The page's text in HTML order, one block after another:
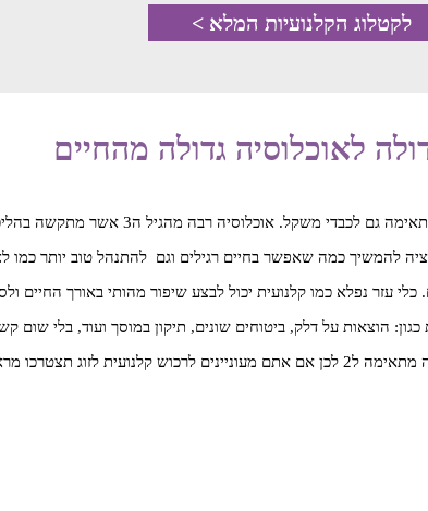
לקטלוג הקלנועיות המלא >
לאוכלוסיה גדולה מהחיים
קלנועית גדולה יכולה להיות בחירה נפלאה בעבור
כמה שאפשר בחיים רגילים וגם להתנהל טוב יותר כמו
כלי עזר נפלא כמו קלנועית יכול לבצע שיפור מהותי באורך
הוצאות על דלק, ביטוחים שונים, תיקון במוסך ועוד, בלי שום
ברכישת קלנועית לזוג.